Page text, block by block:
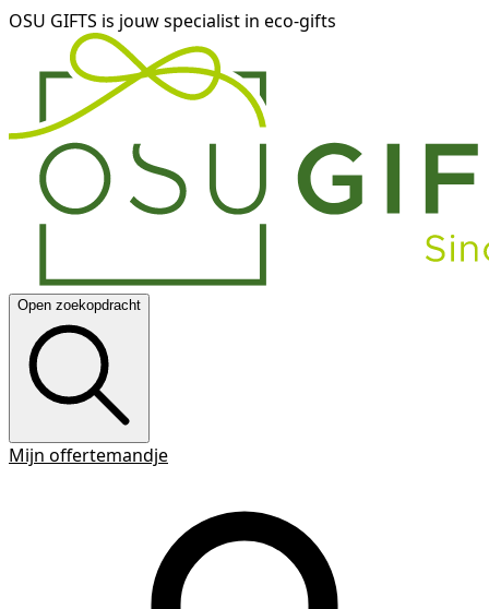
OSU GIFTS is jouw specialist in eco-gifts
Open zoekopdracht
Mijn offertemandje